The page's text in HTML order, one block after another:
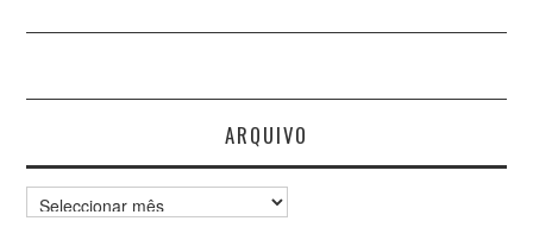
ARQUIVO
Arquivo